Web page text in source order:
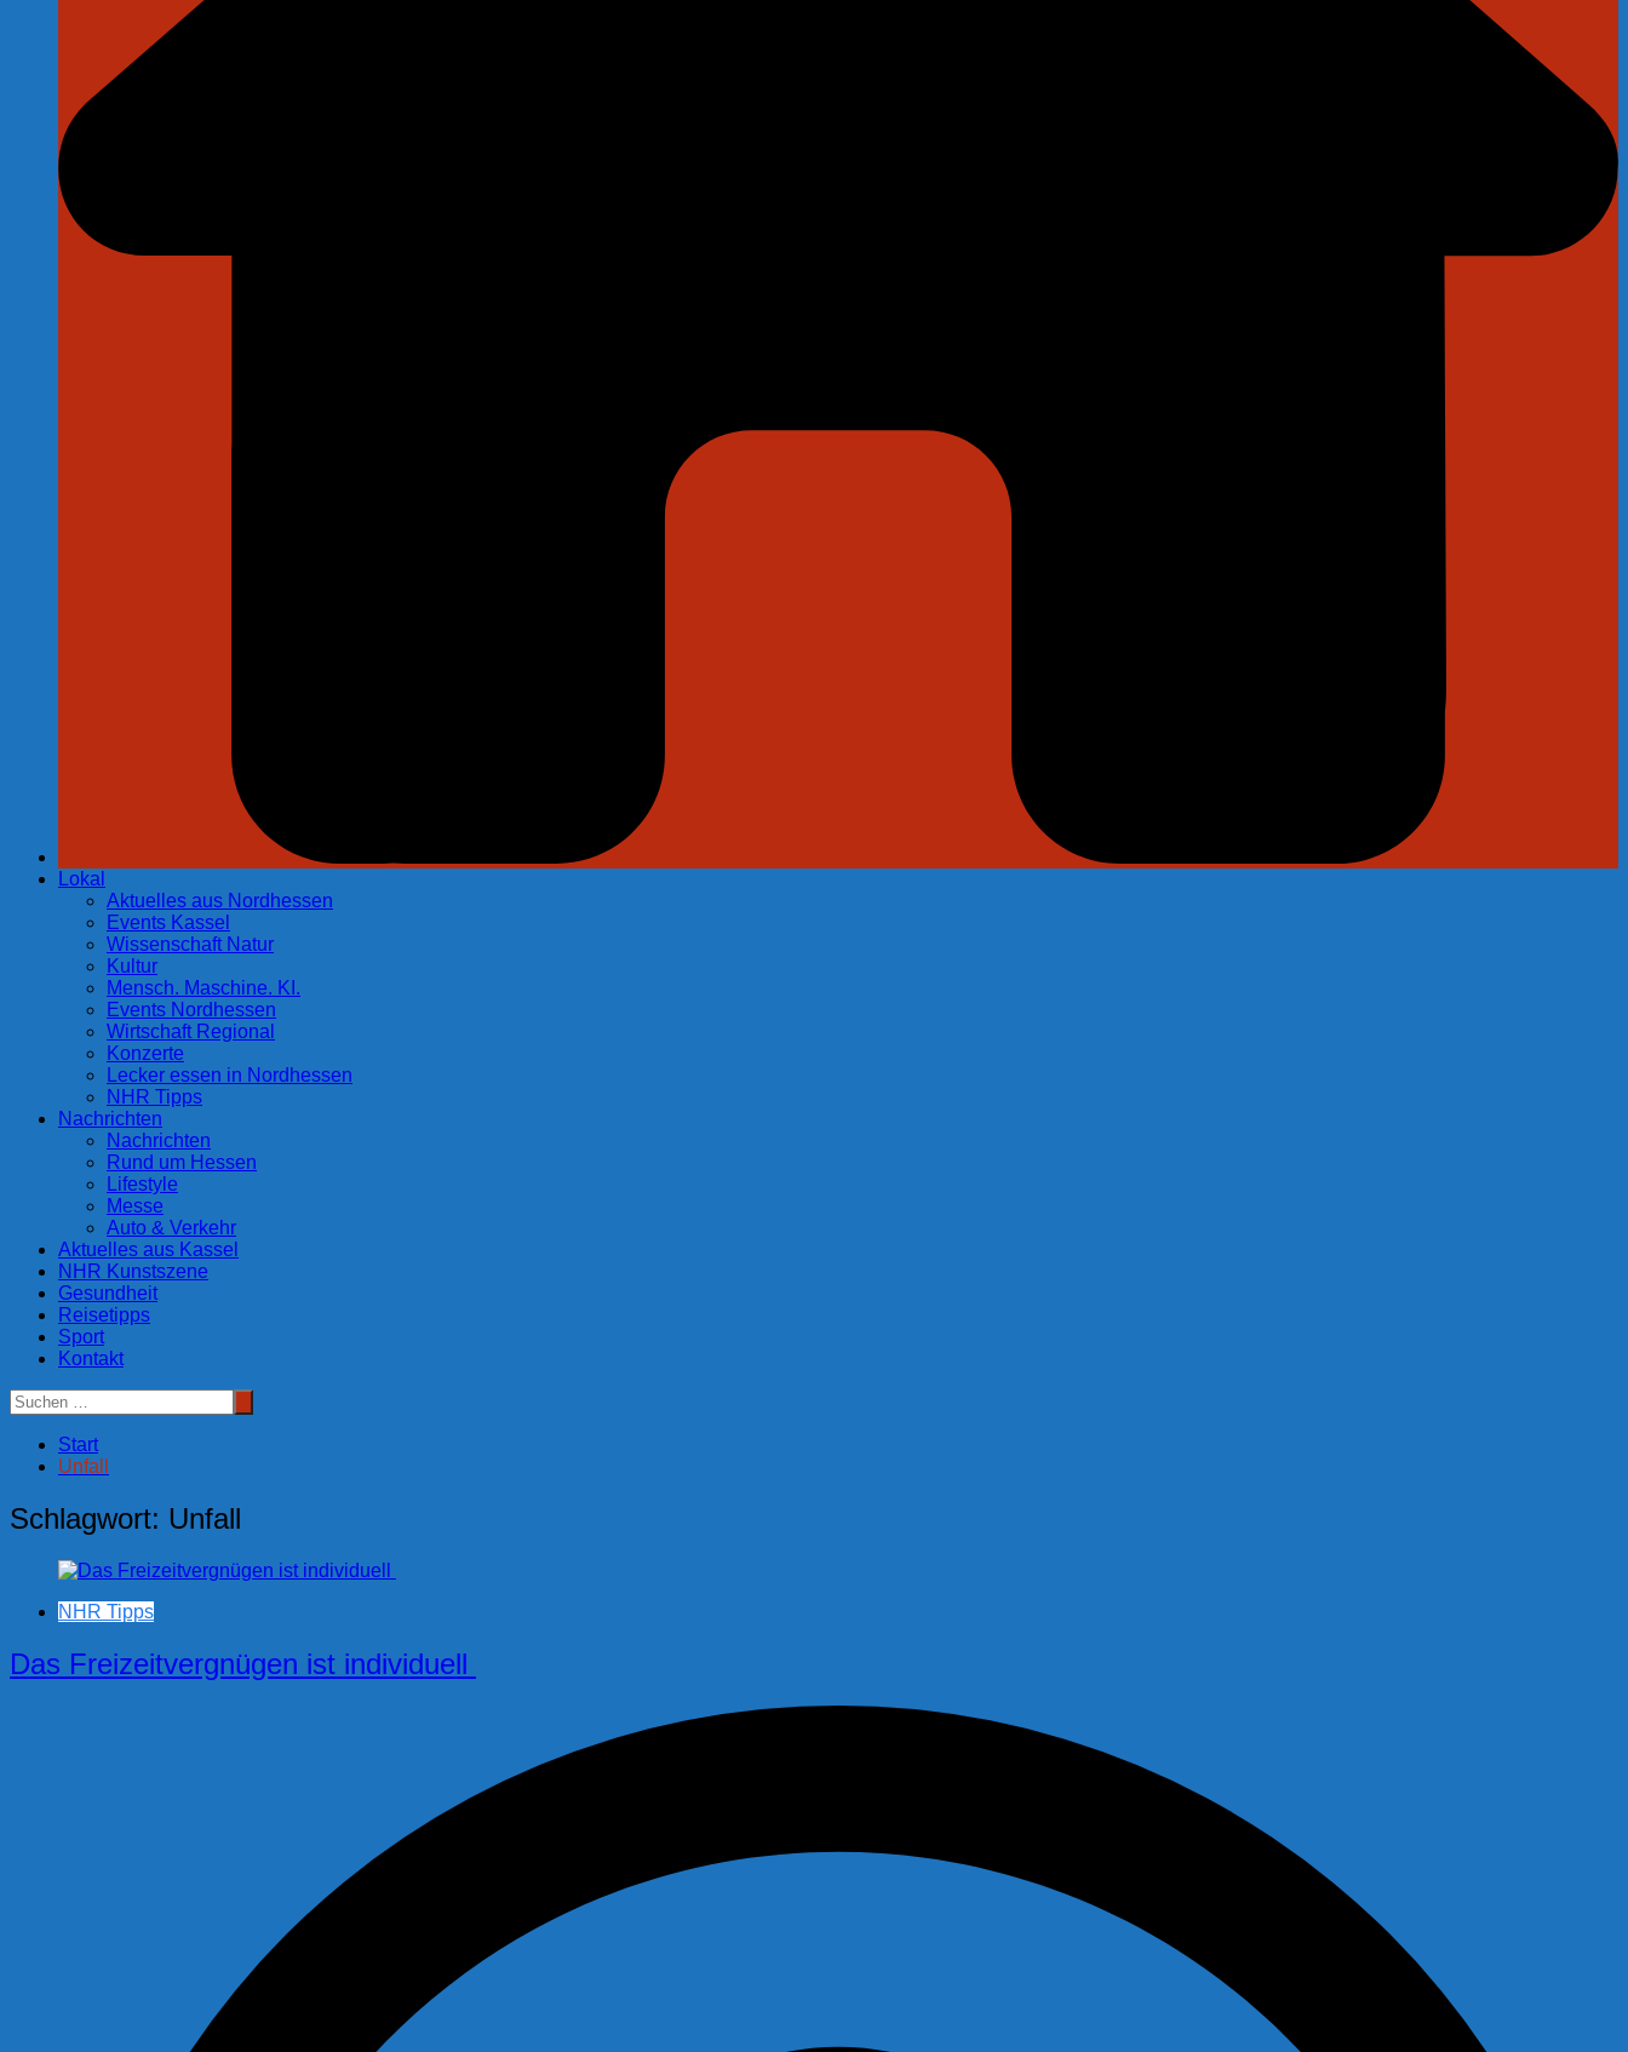
Lokal
Aktuelles aus Nordhessen
Events Kassel
Wissenschaft Natur
Kultur
Mensch. Maschine. KI.
Events Nordhessen
Wirtschaft Regional
Konzerte
Lecker essen in Nordhessen
NHR Tipps
Nachrichten
Nachrichten
Rund um Hessen
Lifestyle
Messe
Auto & Verkehr
Aktuelles aus Kassel
NHR Kunstszene
Gesundheit
Reisetipps
Sport
Kontakt
Start
Unfall
Schlagwort: Unfall
NHR Tipps
Das Freizeitvergnügen ist individuell